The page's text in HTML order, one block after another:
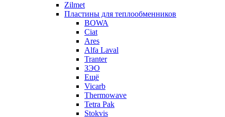
Zilmet
Пластины для теплообменников
BOWA
Ciat
Ares
Alfa Laval
Tranter
ЗЭО
Ещё
Vicarb
Thermowave
Tetra Pak
Stokvis